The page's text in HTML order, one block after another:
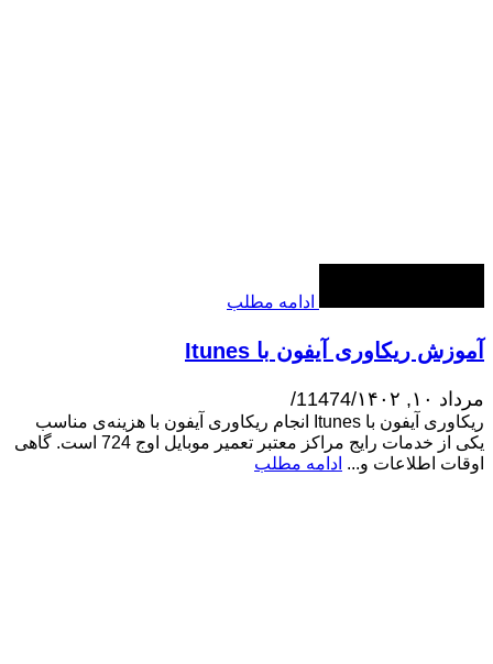
ادامه مطلب
آموزش ریکاوری آیفون با Itunes
مرداد ۱۰, ۱۴۰۲ /
11474
/
ریکاوری آیفون با Itunes انجام ریکاوری آیفون با هزینه‌ی مناسب
یکی از خدمات رایج مراکز معتبر تعمیر موبایل اوج 724 است. گاهی
اوقات اطلاعات و... ادامه مطلب